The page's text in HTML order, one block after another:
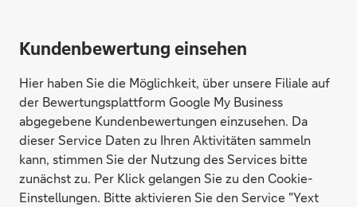
Kundenbewertung einsehen
Hier haben Sie die Möglichkeit, über unsere Filiale auf
der Bewertungsplattform Google My Business
abgegebene Kundenbewertungen einzusehen. Da
dieser Service Daten zu Ihren Aktivitäten sammeln
kann, stimmen Sie der Nutzung des Services bitte
zunächst zu. Per Klick gelangen Sie zu den Cookie-
Einstellungen. Bitte aktivieren Sie den Service "Yext